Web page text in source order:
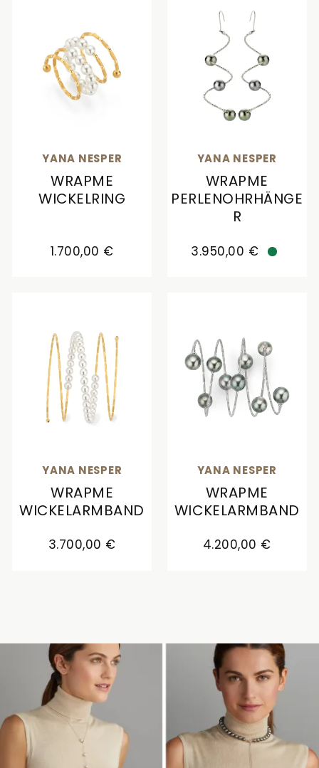
YANA NESPER
WRAPME
WICKELRING
Yana Nesper WRAPme Wickelring, Ref: WR11,
1.700,00 €
YANA NESPER
WRAPME
PERLENOHRHÄNGE
R
3.950,00 €
YANA NESPER
WRAPME
WICKELARMBAND
3.700,00 €
YANA NESPER
WRAPME
WICKELARMBAND
4.200,00 €